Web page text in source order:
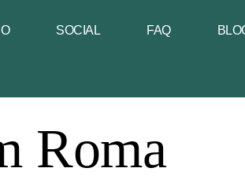
SOCIAL FAQ
Roma